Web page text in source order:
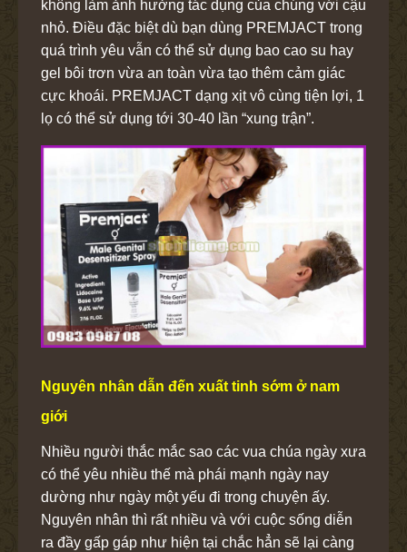
không làm ảnh hưởng tác dụng của chúng với cậu
nhỏ. Điều đặc biệt dù bạn dùng PREMJACT trong
quá trình yêu vẫn có thể sử dụng bao cao su hay
gel bôi trơn vừa an toàn vừa tạo thêm cảm giác
cực khoái. PREMJACT dạng xịt vô cùng tiện lợi, 1
lọ có thể sử dụng tới 30-40 lần “xung trận”.
Nguyên nhân dẫn đến xuất tinh sớm ở nam
giới
Nhiều người thắc mắc sao các vua chúa ngày xưa
có thể yêu nhiều thế mà phái mạnh ngày nay
dường như ngày một yếu đi trong chuyện ấy.
Nguyên nhân thì rất nhiều và với cuộc sống diễn
ra đầy gấp gáp như hiện tại chắc hẳn sẽ lại càng